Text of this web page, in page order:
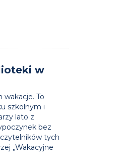
w
wakacje. To
szkolnym i
lato z
bez
tych
„Wakacyjne